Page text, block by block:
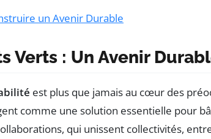
un Avenir Durable
Verts : Un Avenir
est plus que jamais au cœur des
comme une solution essentielle pour
qui unissent collectivités,